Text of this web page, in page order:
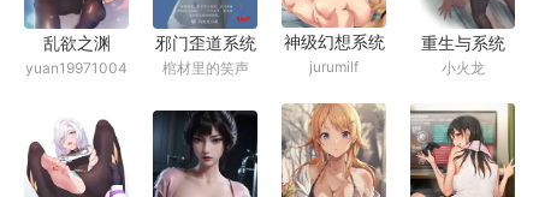
乱欲之渊
yuan19971004
邪门歪道系统
棺材里的笑声
神级幻想系统
jurumilf
重生与系统
小火龙